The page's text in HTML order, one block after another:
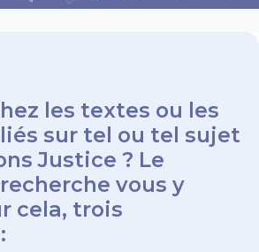
les textes ou les
sur tel ou tel sujet
Justice ? Le
vous y
cela, trois